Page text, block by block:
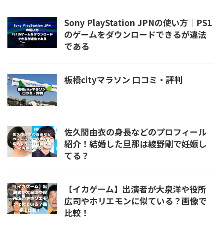
Sony PlayStation JPNの使い方｜PS1
のゲームをダウンロードできるが違法
である
板橋cityマラソン 口コミ・評判
佐久間由衣の身長などのプロフィール
紹介！結婚した旦那は綾野剛で妊娠し
てる？
【イカゲーム】出演者が大泉洋や役所
広司やホリエモンに似ている？画像で
比較！